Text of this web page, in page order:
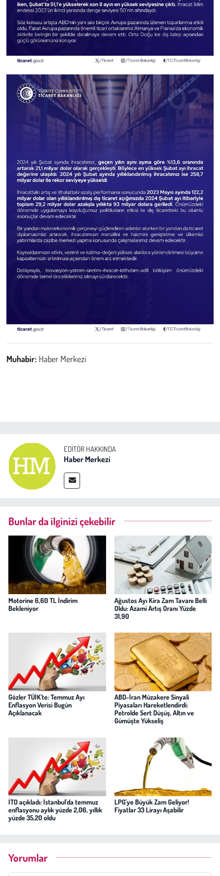
Muhabir: Haber Merkezi
EDITÖR HAKKINDA
Haber Merkezi
Bunlar da ilginizi çekebilir
Motorine 6,60 TL İndirim
Bekleniyor
Ağustos Ayı Kira Zam Tavanı Belli
Oldu: Azami Artış Oranı Yüzde
31,90
Gözler TÜİK'te: Temmuz Ayı
Enflasyon Verisi Bugün
Açıklanacak
ABD-İran Müzakere Sinyali
Piyasaları Hareketlendirdi:
Petrolde Sert Düşüş, Altın ve
Gümüşte Yükseliş
İTO açıkladı: İstanbul'da temmuz
enflasyonu aylık yüzde 2,06, yıllık
yüzde 35,20 oldu
LPG'ye Büyük Zam Geliyor!
Fiyatlar 33 Lirayı Aşabilir
Yorumlar